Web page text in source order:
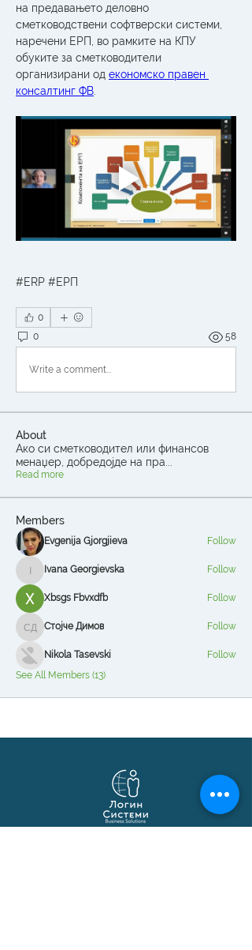
на предавањето деловно
сметководствени софтверски системи,
наречени ЕРП, во рамките на КПУ
обуките за сметководители
организирани од економско правен
консалтинг ФВ.
#ERP #ЕРП
0
0
58
Write a comment...
About
Ако си сметководител или финансов
менаџер, добредојде на пра
Read more
Members
Evgenija Gjorgjieva Follow
Ivana Georgievska
Ivana Georgievska Follow
Xbsgs Fbvxdfb Follow
Стојче Димов
Стојче Димов Follow
Nikola Tasevski
Follow
See All Members (13)